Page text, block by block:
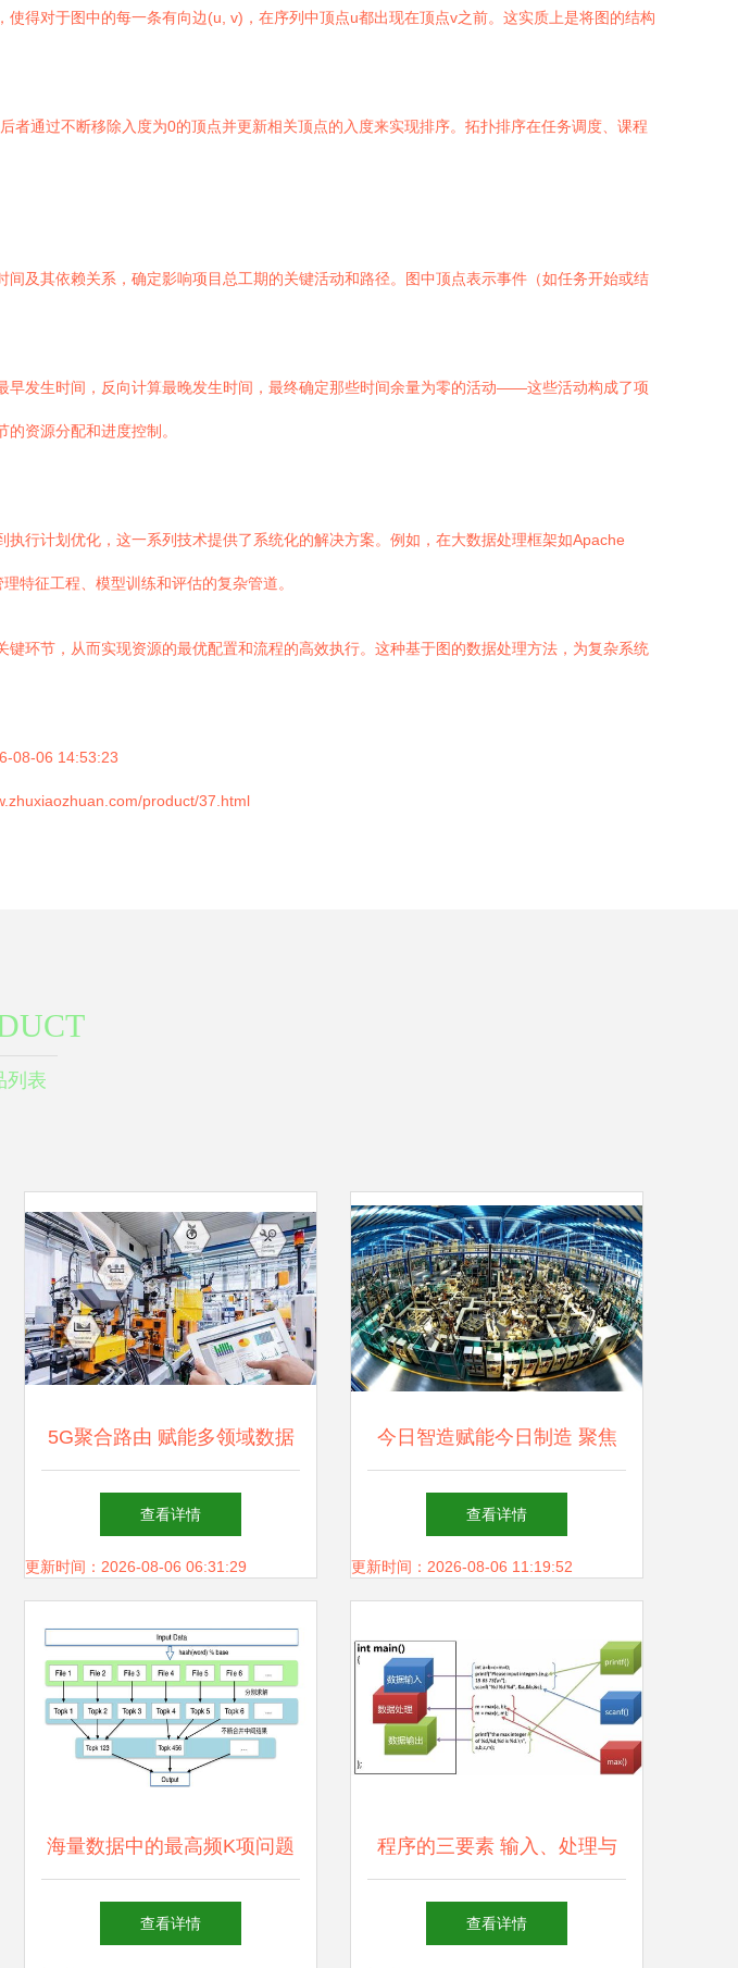
得对于图中的每一条有向边(u, v)，在序列中顶点u都出现在顶点v之前。这实质上是将图的结构
通过不断移除入度为0的顶点并更新相关顶点的入度来实现排序。拓扑排序在任务调度、课程
及其依赖关系，确定影响项目总工期的关键活动和路径。图中顶点表示事件（如任务开始或结
发生时间，反向计算最晚发生时间，最终确定那些时间余量为零的活动——这些活动构成了项
资源分配和进度控制。
行计划优化，这一系列技术提供了系统化的解决方案。例如，在大数据处理框架如Apache
特征工程、模型训练和评估的复杂管道。
环节，从而实现资源的最优配置和流程的高效执行。这种基于图的数据处理方法，为复杂系统
08-06 14:53:23
product/37.html
列表
5G聚合路由 赋能多领域数据
处理的关键技术
查看详情
更新时间：2026-08-06 06:31:29
今日智造赋能今日制造 聚焦
智能制造与工业互联网的媒体
导航与存储支持服务
查看详情
更新时间：2026-08-06 11:19:52
海量数据中的最高频K项问题
存储与服务的核心挑战与解决
查看详情
程序的三要素 输入、处理与
输出
查看详情